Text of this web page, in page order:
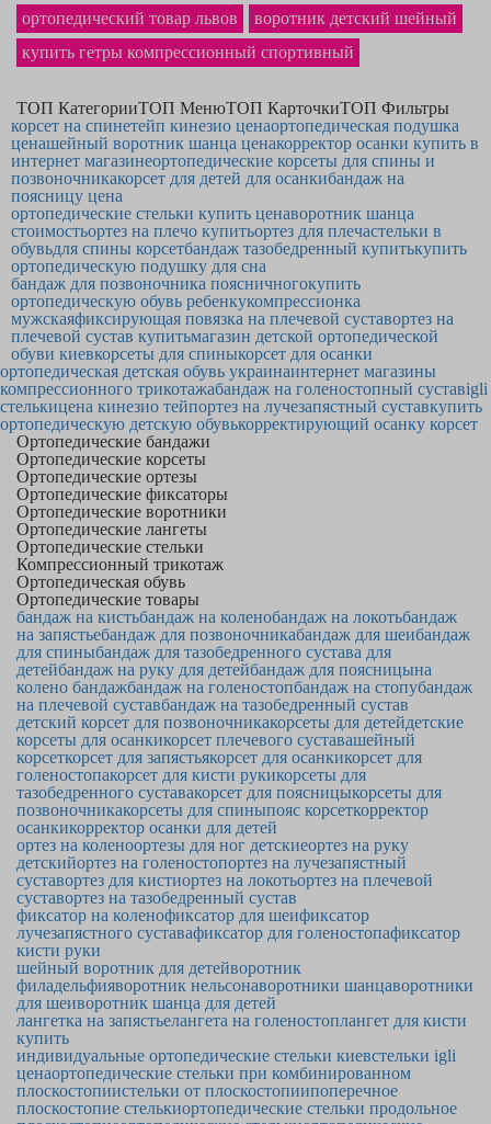
ортопедический товар львов
воротник детский шейный
купить гетры компрессионный спортивный
ТОП КатегорииТОП МенюТОП КарточкиТОП Фильтры
корсет на спинетейп кинезио ценаортопедическая подушка
ценашейный воротник шанца ценакорректор осанки купить в
интернет магазинеортопедические корсеты для спины и
позвоночникакорсет для детей для осанкибандаж на
поясницу цена
ортопедические стельки купить ценаворотник шанца
стоимостьортез на плечо купитьортез для плечастельки в
обувьдля спины корсетбандаж тазобедренный купитькупить
ортопедическую подушку для сна
бандаж для позвоночника поясничногокупить
ортопедическую обувь ребенкукомпрессионка
мужскаяфиксирующая повязка на плечевой суставортез на
плечевой сустав купитьмагазин детской ортопедической
обуви киевкорсеты для спиныкорсет для осанки
ортопедическая детская обувь украинаинтернет магазины
компрессионного трикотажабандаж на голеностопный суставigli
стелькицена кинезио тейпортез на лучезапястный суставкупить
ортопедическую детскую обувькорректирующий осанку корсет
Ортопедические бандажи
Ортопедические корсеты
Ортопедические ортезы
Ортопедические фиксаторы
Ортопедические воротники
Ортопедические лангеты
Ортопедические стельки
Компрессионный трикотаж
Ортопедическая обувь
Ортопедические товары
бандаж на кистьбандаж на коленобандаж на локотьбандаж
на запястьебандаж для позвоночникабандаж для шеибандаж
для спиныбандаж для тазобедренного сустава для
детейбандаж на руку для детейбандаж для поясницына
колено бандажбандаж на голеностопбандаж на стопубандаж
на плечевой суставбандаж на тазобедренный сустав
детский корсет для позвоночникакорсеты для детейдетские
корсеты для осанкикорсет плечевого суставашейный
корсеткорсет для запястьякорсет для осанкикорсет для
голеностопакорсет для кисти рукикорсеты для
тазобедренного суставакорсет для поясницыкорсеты для
позвоночникакорсеты для спиныпояс корсеткорректор
осанкикорректор осанки для детей
ортез на коленоортезы для ног детскиеортез на руку
детскийортез на голеностопортез на лучезапястный
суставортез для кистиортез на локотьортез на плечевой
суставортез на тазобедренный сустав
фиксатор на коленофиксатор для шеификсатор
лучезапястного суставафиксатор для голеностопафиксатор
кисти руки
шейный воротник для детейворотник
филадельфияворотник нельсонаворотники шанцаворотники
для шеиворотник шанца для детей
лангетка на запястьелангета на голеностоплангет для кисти
купить
индивидуальные ортопедические стельки киевстельки igli
ценаортопедические стельки при комбинированном
плоскостопиистельки от плоскостопиипоперечное
плоскостопие стелькиортопедические стельки продольное